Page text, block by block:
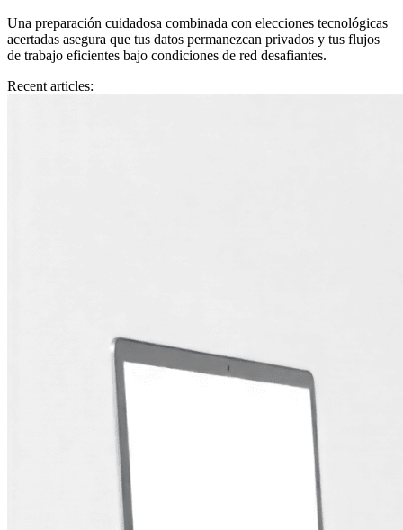
Una preparación cuidadosa combinada con elecciones tecnológicas
acertadas asegura que tus datos permanezcan privados y tus flujos
de trabajo eficientes bajo condiciones de red desafiantes.
Recent articles: